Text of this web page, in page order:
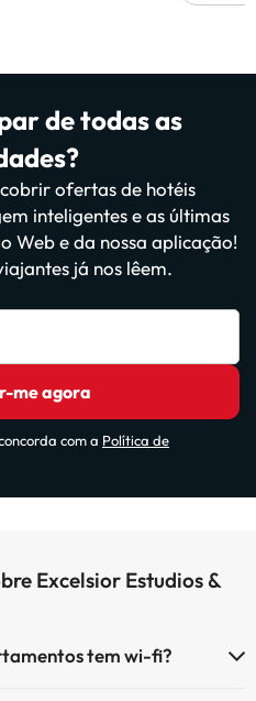
de todas as
ofertas de hotéis
inteligentes e as últimas
Web e da nossa aplicação!
já nos lêem.
me agora
com a Política de
Excelsior Estudios &
tem wi-fi?